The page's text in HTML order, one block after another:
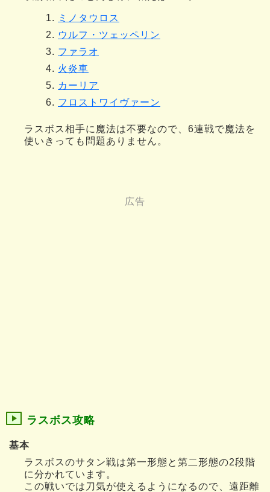
ミノタウロス
ウルフ・ツェッペリン
ファラオ
火炎車
カーリア
フロストワイヴァーン
ラスボス相手に魔法は不要なので、6連戦で魔法を
使いきっても問題ありません。
ラスボス攻略
基本
ラスボスのサタン戦は第一形態と第二形態の2段階
に分かれています。
この戦いでは刀気が使えるようになるので、遠距離